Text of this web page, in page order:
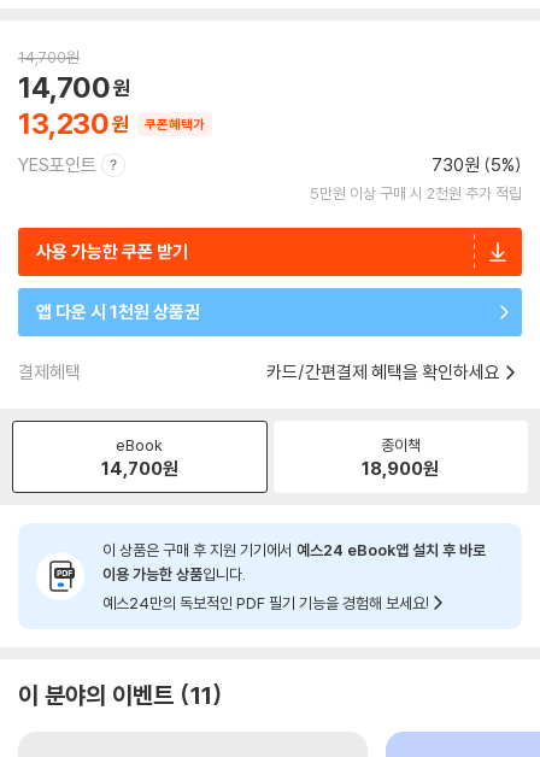
14,700원
13,230
14,700
쿠폰혜택가
YES포인트 730원 (5%)
5만원 이상 구매 시 2천원 추가 적립
사용 가능한 쿠폰 받기
앱 다운 시 1천원 상품권
결제혜택 카드/간편결제 혜택을 확인하세요
eBook
14,700원
종이책
18,900원
이 상품은 구매 후 지원 기기에서 예스24 eBook앱 설치 후 바로
이용 가능한 상품입니다.
예스24만의 독보적인 PDF 필기 기능을 경험해 보세요!
이 분야의 이벤트 11